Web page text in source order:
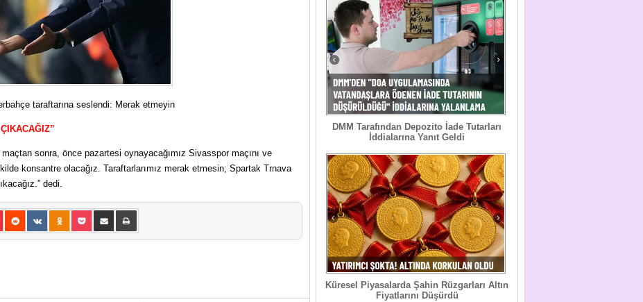
taraftarına seslendi: Merak etmeyin
sonra, önce pazartesi oynayacağımız Sivasspor maçını ve
konsantre olacağız. Taraftarlarımız merak etmesin; Spartak Trnava
dedi.
DMM Tarafından Depozito İade Tutarları
İddialarına Yanıt Geldi
Küresel Piyasalarda Şahin Rüzgarları Altın
Fiyatlarını Düşürdü